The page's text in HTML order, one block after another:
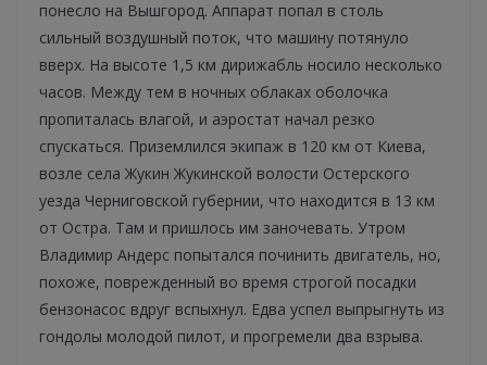
понесло на Вышгород. Аппарат попал в столь
сильный воздушный поток, что машину потянуло
вверх. На высоте 1,5 км дирижабль носило несколько
часов. Между тем в ночных облаках оболочка
пропиталась влагой, и аэростат начал резко
спускаться. Приземлился экипаж в 120 км от Киева,
возле села Жукин Жукинской волости Остерского
уезда Черниговской губернии, что находится в 13 км
от Остра. Там и пришлось им заночевать. Утром
Владимир Андерс попытался починить двигатель, но,
похоже, поврежденный во время строгой посадки
бензонасос вдруг вспыхнул. Едва успел выпрыгнуть из
гондолы молодой пилот, и прогремели два взрыва.